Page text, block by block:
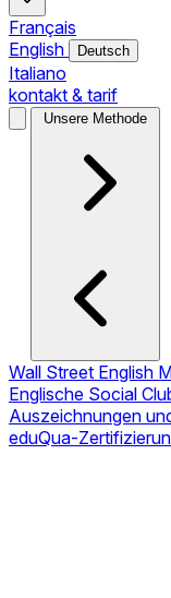
Français
English
Deutsch
Italiano
kontakt & tarif
Unsere Methode
Wall Street English
Englische Social
Auszeichnungen
eduQua-